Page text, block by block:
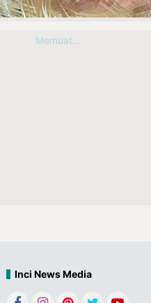
Memuat...
Inci News Media